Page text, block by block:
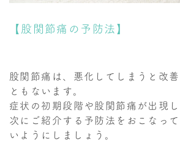
【股関節痛の予防法】
股関節痛は、悪化してしまうと改
ともないます。
症状の初期段階や股関節痛が出現し
次にご紹介する予防法をおこなっ
いようにしましょう。